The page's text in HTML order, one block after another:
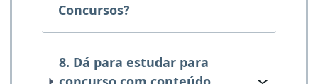
Concursos?
8. Dá para estudar para